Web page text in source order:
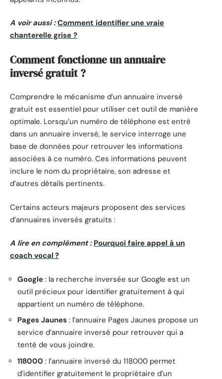
A voir aussi : Comment identifier une vraie
chanterelle grise ?
Comment fonctionne un annuaire
inversé gratuit ?
Comprendre le mécanisme d’un annuaire inversé
gratuit est essentiel pour utiliser cet outil de manière
optimale. Lorsqu’un numéro de téléphone est entré
dans un annuaire inversé, le service interroge une
base de données pour retrouver les informations
associées à ce numéro. Ces informations peuvent
inclure le nom du propriétaire, son adresse et
d’autres détails pertinents.
Certains acteurs majeurs proposent des services
d’annuaires inversés gratuits :
A lire en complément : Pourquoi faire appel à un
coach vocal ?
Google : la recherche inversée sur Google est un
outil précieux pour identifier gratuitement à qui
appartient un numéro de téléphone.
Pages Jaunes : l’annuaire Pages Jaunes propose un
service d’annuaire inversé pour retrouver qui a
tenté de vous joindre.
118000 : l’annuaire inversé du 118000 permet
d’identifier gratuitement le propriétaire d’un